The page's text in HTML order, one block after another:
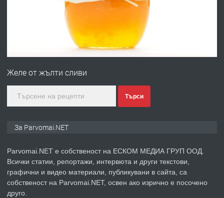
Монтажник на малки детайли за
преди 1 година
ПРЕДЛАГА
Продавам апартамент - гр.
Желе от жълти сливи
Търси
За Parvomai.NET
Parvomai.NET е собственост на ЕСКОМ МЕДИА ГРУП ООД.
Всички статии, репортажи, интервюта и други текстови,
графични и видео материали, публикувани в сайта, са
собственост на Parvomai.NET, освен ако изрично е посочено
друго.